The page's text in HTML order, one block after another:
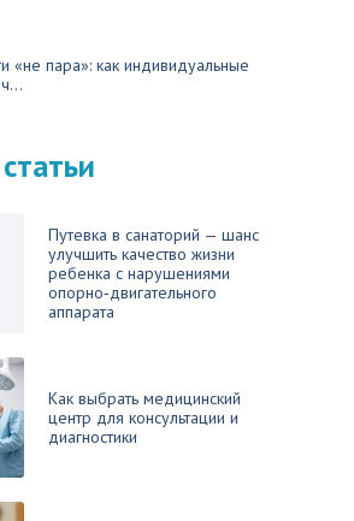
«не пара»: как индивидуальные
Путевка в санаторий — шанс
улучшить качество жизни
ребенка с нарушениями
опорно‑двигательного
аппарата
Как выбрать медицинский
центр для консультации и
диагностики